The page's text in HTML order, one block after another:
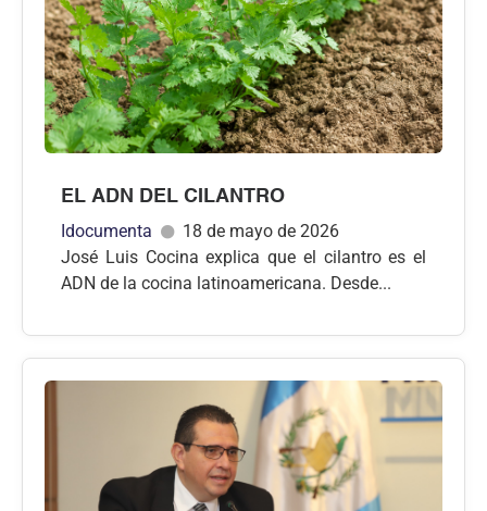
EL ADN DEL CILANTRO
Idocumenta
18 de mayo de 2026
José Luis Cocina explica que el cilantro es el
ADN de la cocina latinoamericana. Desde...